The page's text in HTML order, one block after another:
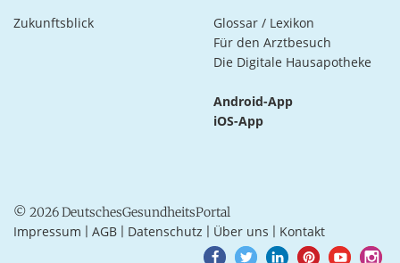
Zukunftsblick
Glossar / Lexikon
Für den Arztbesuch
Die Digitale Hausapotheke
Android-App
iOS-App
© 2026 DeutschesGesundheitsPortal
Impressum AGB Datenschutz Über uns Kontakt